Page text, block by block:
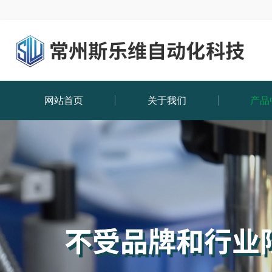
网站首页 关于我们 产品